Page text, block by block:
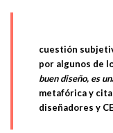
cuestión
por algunos de
buen diseño, es
metafórica y
diseñadores y